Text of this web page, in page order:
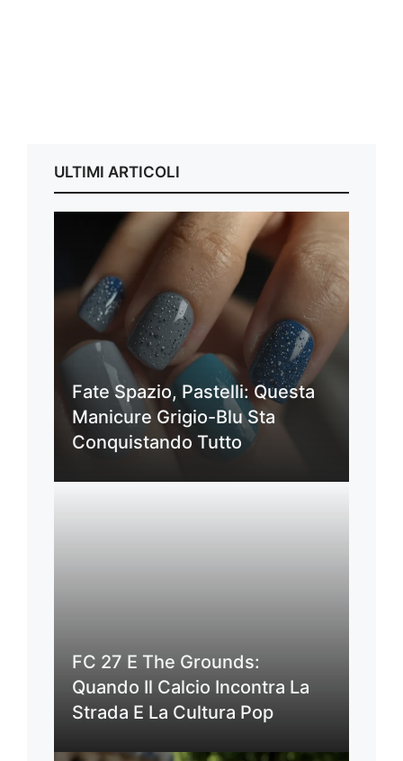
ULTIMI ARTICOLI
Fate Spazio, Pastelli: Questa
Manicure Grigio-Blu Sta
Conquistando Tutto
FC 27 E The Grounds:
Quando Il Calcio Incontra La
Strada E La Cultura Pop